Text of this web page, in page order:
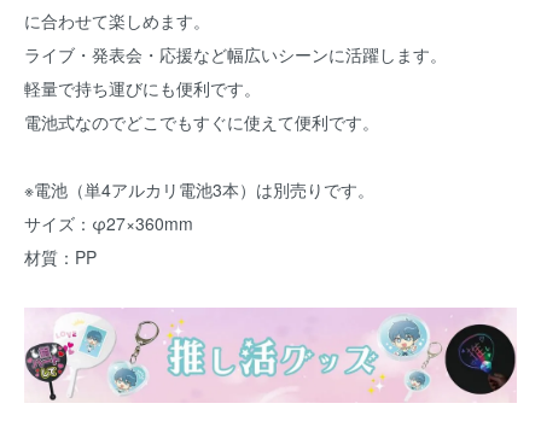
に合わせて楽しめます。
ライブ・発表会・応援など幅広いシーンに活躍します。
軽量で持ち運びにも便利です。
電池式なのでどこでもすぐに使えて便利です。
※電池（単4アルカリ電池3本）は別売りです。
サイズ：φ27×360mm
材質：PP